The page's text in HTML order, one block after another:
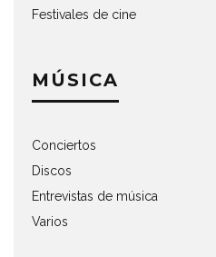
Festivales de cine
MÚSICA
Conciertos
Discos
Entrevistas de música
Varios